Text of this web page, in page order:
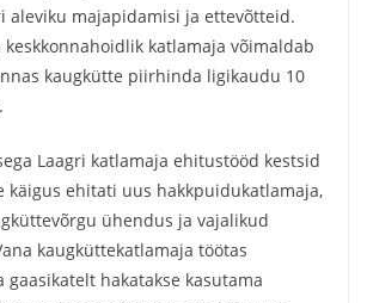
aleviku majapidamisi ja ettevõtteid.
keskkonnahoidlik katlamaja võimaldab
kaugkütte piirhinda ligikaudu 10
Laagri katlamaja ehitustööd kestsid
käigus ehitati uus hakkpuidukatlamaja,
ühendus ja vajalikud
kaugküttekatlamaja töötas
gaasikatelt hakatakse kasutama